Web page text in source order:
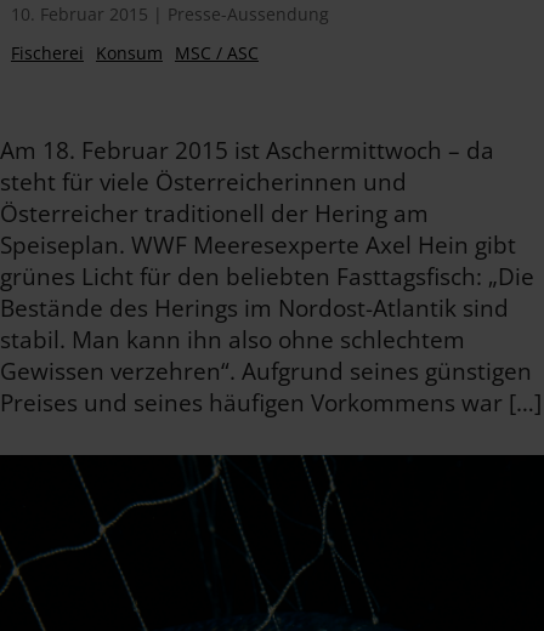
10. Februar 2015 | Presse-Aussendung
Fischerei
Konsum MSC / ASC
Am 18. Februar 2015 ist Aschermittwoch – da
steht für viele Österreicherinnen und
Österreicher traditionell der Hering am
Speiseplan. WWF Meeresexperte Axel Hein gibt
grünes Licht für den beliebten Fasttagsfisch: „Die
Bestände des Herings im Nordost-Atlantik sind
stabil. Man kann ihn also ohne schlechtem
Gewissen verzehren“. Aufgrund seines günstigen
Preises und seines häufigen Vorkommens war […]